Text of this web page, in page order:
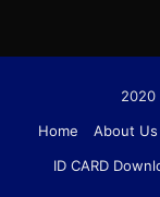
2020
Home
About Us
ID CARD